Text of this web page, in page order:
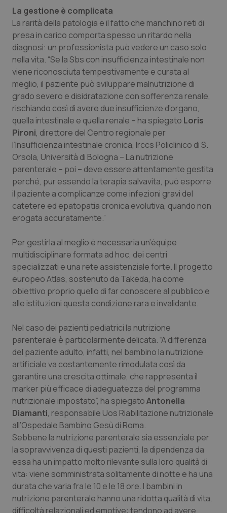
Toscana
Umbria
Valle D’Aosta
Veneto
Obesità
Oftalmologia
Oncodermatologia
Oncoematologia
Oncologia & Nutrizione
Psoriasi & pelle
Quotidiano Cardiologia
Quotidiano Chirurgia
Quotidiano Oncologia
Quotidiano Pediatria
Rene & patologie urogenitali
Salute orale & impianti
Sangue & coagulazione
Tiroide
Tumore al seno
Tumore ovarico
Tumori del Polmone & Testa Collo
Tumori gastrointestinali
Ulcera & Reflusso
Vaccini
La gestione è complicata
La rarità della patologia e il fatto che manchino reti di
presa in carico comporta spesso un ritardo nella
diagnosi: un professionista può vedere un caso solo
nella vita. “Se la Sbs con insufficienza intestinale non
viene riconosciuta tempestivamente e curata al
meglio, il paziente può sviluppare malnutrizione di
grado severo e disidratazione con sofferenza renale,
rischiando così di avere due insufficienze d’organo,
quella intestinale e quella renale – ha spiegato Loris
Pironi, direttore del Centro regionale per
l’Insufficienza intestinale cronica, Irccs Policlinico di S.
Orsola, Università di Bologna – La nutrizione
parenterale – poi – deve essere attentamente gestita
perché, pur essendo la terapia salvavita, può esporre
il paziente a complicanze come infezioni gravi del
catetere ed epatopatia cronica evolutiva, quando non
erogata accuratamente.”
Per gestirla al meglio è necessaria un’équipe
multidisciplinare formata ad hoc, dei centri
specializzati e una rete assistenziale forte. Il progetto
europeo Atlas, sostenuto da Takeda, ha come
obiettivo proprio quello di far conoscere al pubblico e
alle istituzioni questa condizione rara e invalidante.
Nel caso dei pazienti pediatrici la nutrizione
parenterale è particolarmente delicata. “A differenza
del paziente adulto, infatti, nel bambino la nutrizione
artificiale va costantemente rimodulata così da
garantire una crescita ottimale, che rappresenta il
marker più efficace di adeguatezza del programma
nutrizionale impostato”, ha spiegatoAntonella
Diamanti, responsabile Uos Riabilitazione nutrizionale
all’Ospedale Bambino Gesù di Roma.
Sebbene la nutrizione parenterale sia essenziale per
la sopravvivenza di questi pazienti, la dipendenza da
essa ha un impatto molto rilevante sulla loro qualità di
vita: viene somministrata solitamente di notte e ha una
durata che varia fra le 10 e le 18 ore. I bambini in
nutrizione parenterale hanno una ridotta qualità di vita,
difficoltà relazionali ed emotive: tendono ad avere